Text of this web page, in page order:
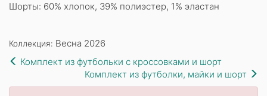
Шорты: 60% хлопок, 39% полиэстер, 1% эластан
Коллекция: Весна 2026
Комплект из футбольки с кроссовками и шорт
Комплект из футболки, майки и шорт